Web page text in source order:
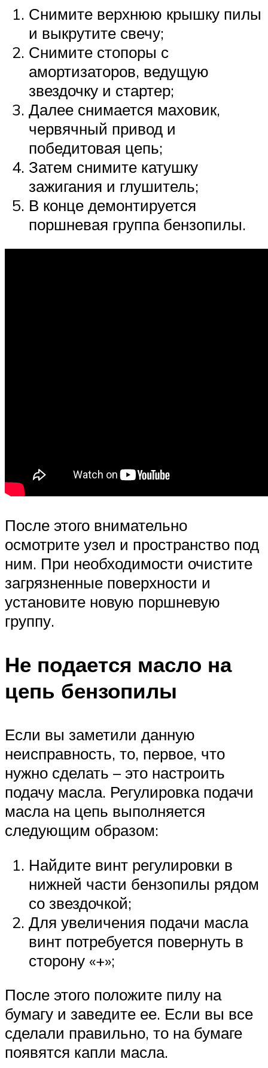
Снимите верхнюю крышку пилы
и выкрутите свечу;
Снимите стопоры с
амортизаторов, ведущую
звездочку и стартер;
Далее снимается маховик,
червячный привод и
победитовая цепь;
Затем снимите катушку
зажигания и глушитель;
В конце демонтируется
поршневая группа бензопилы.
После этого внимательно
осмотрите узел и пространство под
ним. При необходимости очистите
загрязненные поверхности и
установите новую поршневую
группу.
Не подается масло на
цепь бензопилы
Если вы заметили данную
неисправность, то, первое, что
нужно сделать – это настроить
подачу масла. Регулировка подачи
масла на цепь выполняется
следующим образом:
Найдите винт регулировки в
нижней части бензопилы рядом
со звездочкой;
Для увеличения подачи масла
винт потребуется повернуть в
сторону «+»;
После этого положите пилу на
бумагу и заведите ее. Если вы все
сделали правильно, то на бумаге
появятся капли масла.